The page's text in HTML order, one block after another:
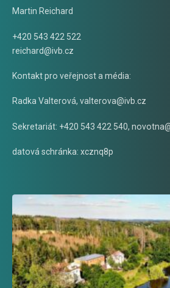
Martin Reichard
+420 543 422 522
reichard@ivb.cz
Kontakt pro veřejnost a média:
Radka Valterová, valterova@ivb.cz
Sekretariát: +420 543 422 540,
datová schránka: xcznq8p